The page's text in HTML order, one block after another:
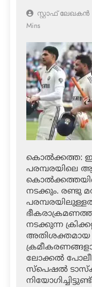
സ്റ്റാഫ് ലേഖകൻ
Mins
കൊല്‍ക്കത്ത:
പരമ്പരയിലെ
നടക്കും. രണ്ടു
നടക്കുന്ന
ലോക്കല്‍
സ്‌പെഷല്‍